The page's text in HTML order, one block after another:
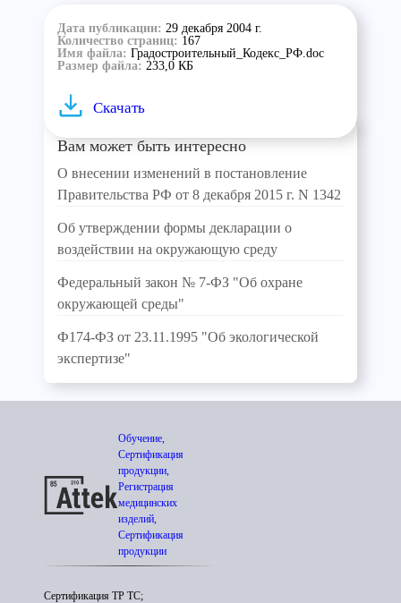
Дата публикации: 29 декабря 2004 г.
Количество страниц: 167
Имя файла: Градостроительный_Кодекс_РФ.doc
Размер файла: 233,0 КБ
Скачать
Вам может быть интересно
О внесении изменений в постановление
Правительства РФ от 8 декабря 2015 г. N 1342
Об утверждении формы декларации о
воздействии на окружающую среду
Федеральный закон № 7-ФЗ "Об охране
окружающей среды"
Ф174-ФЗ от 23.11.1995 "Об экологической
экспертизе"
Обучение,
Сертификация
продукции,
Регистрация
медицинских
изделий,
Сертификация
продукции
Сертификация ТР ТС;